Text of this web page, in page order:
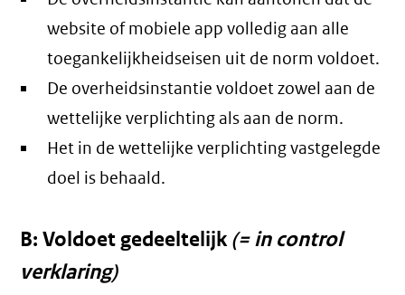
website of mobiele app volledig aan alle
toegankelijkheidseisen uit de norm voldoet.
De overheidsinstantie voldoet zowel aan de
wettelijke verplichting als aan de norm.
Het in de wettelijke verplichting vastgelegde
doel is behaald.
B: Voldoet gedeeltelijk(= in control
verklaring)